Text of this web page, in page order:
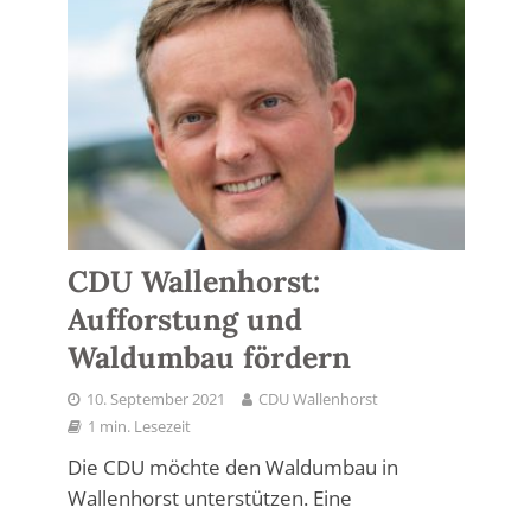
CDU Wallenhorst:
Aufforstung und
Waldumbau fördern
10. September 2021
CDU Wallenhorst
1 min. Lesezeit
Die CDU möchte den Waldumbau in
Wallenhorst unterstützen. Eine